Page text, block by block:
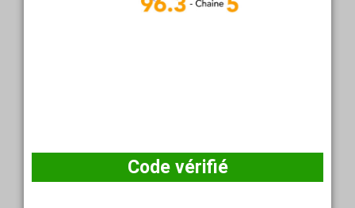
Code vérifié